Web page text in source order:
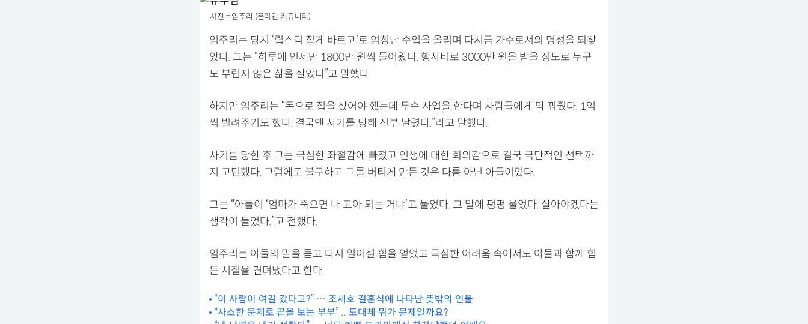
사진 = 임주리 (온라인 커뮤니티)
임주리는 당시 ‘립스틱 짙게 바르고’로 엄청난 수입을 올리며 다시금 가수로서의 명성을 되찾
았다. 그는 “하루에 인세만 1800만 원씩 들어왔다. 행사비로 3000만 원을 받을 정도로 누구
도 부럽지 않은 삶을 살았다”고 말했다.
하지만 임주리는 “돈으로 집을 샀어야 했는데 무슨 사업을 한다며 사람들에게 막 꿔줬다. 1억
씩 빌려주기도 했다. 결국엔 사기를 당해 전부 날렸다.”라고 말했다.
사기를 당한 후 그는 극심한 좌절감에 빠졌고 인생에 대한 회의감으로 결국 극단적인 선택까
지 고민했다. 그럼에도 불구하고 그를 버티게 만든 것은 다름 아닌 아들이었다.
그는 “아들이 ‘엄마가 죽으면 나 고아 되는 거냐’고 물었다. 그 말에 펑펑 울었다. 살아야겠다는
생각이 들었다.”고 전했다.
임주리는 아들의 말을 듣고 다시 일어설 힘을 얻었고 극심한 어려움 속에서도 아들과 함께 힘
든 시절을 견뎌냈다고 한다.
“이 사람이 여길 갔다고?” … 조세호 결혼식에 나타난 뜻밖의 인물
“사소한 문제로 끝을 보는 부부” .. 도대체 뭐가 문제일까요?